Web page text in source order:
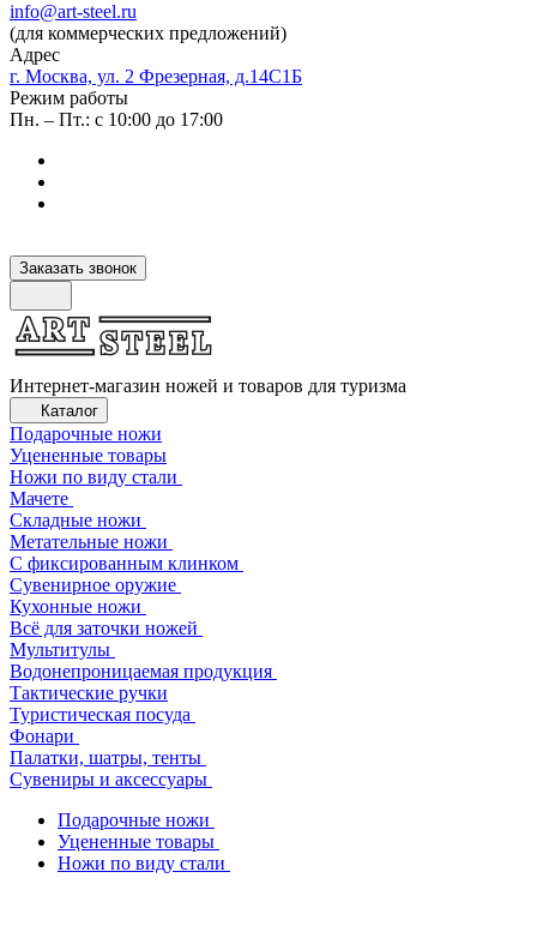
info@art-steel.ru
(для коммерческих предложений)
Адрес
г. Москва, ул. 2 Фрезерная, д.14С1Б
Режим работы
Пн. – Пт.: с 10:00 до 17:00
Заказать звонок
Интернет-магазин ножей и товаров для туризма
Каталог
Подарочные ножи
Уцененные товары
Ножи по виду стали
Мачете
Складные ножи
Метательные ножи
С фиксированным клинком
Сувенирное оружие
Кухонные ножи
Всё для заточки ножей
Мультитулы
Водонепроницаемая продукция
Тактические ручки
Туристическая посуда
Фонари
Палатки, шатры, тенты
Сувениры и аксессуары
Подарочные ножи
Уцененные товары
Ножи по виду стали